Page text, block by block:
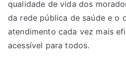
qualidade de vida dos
da rede pública de saúde e o
atendimento cada vez mais
acessível para todos.